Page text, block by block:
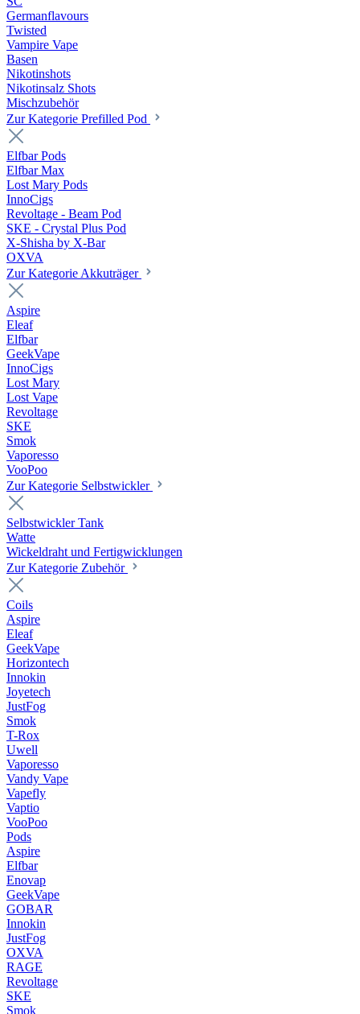
Germanflavours
Twisted
Vampire Vape
Basen
Nikotinshots
Nikotinsalz Shots
Mischzubehör
Zur Kategorie Prefilled Pod
Elfbar Pods
Elfbar Max
Lost Mary Pods
InnoCigs
Revoltage - Beam Pod
SKE - Crystal Plus Pod
X-Shisha by X-Bar
OXVA
Zur Kategorie Akkuträger
Aspire
Eleaf
Elfbar
GeekVape
InnoCigs
Lost Mary
Lost Vape
Revoltage
SKE
Smok
Vaporesso
VooPoo
Zur Kategorie Selbstwickler
Selbstwickler Tank
Watte
Wickeldraht und Fertigwicklungen
Zur Kategorie Zubehör
Coils
Aspire
Eleaf
GeekVape
Horizontech
Innokin
Joyetech
JustFog
Smok
T-Rox
Uwell
Vaporesso
Vandy Vape
Vapefly
Vaptio
VooPoo
Pods
Aspire
Elfbar
Enovap
GeekVape
GOBAR
Innokin
JustFog
OXVA
RAGE
Revoltage
SKE
Smok